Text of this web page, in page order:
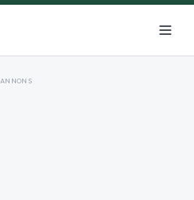
ANNONS